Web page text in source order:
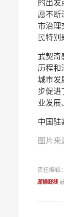
的出发
愿不断
市治理
民特别
武契奇
历程和
城市发
步促进
业发展
中国驻
图片来
责任编辑